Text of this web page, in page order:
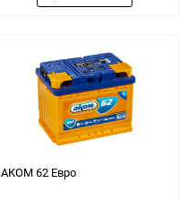
АКОМ 62 Евро